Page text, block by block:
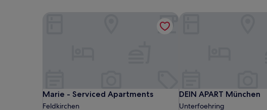
Marie - Serviced Apartments
Marie - Serviced Apartments
Feldkirchen
DEIN APART München
DEIN APART München
Unterfoehring